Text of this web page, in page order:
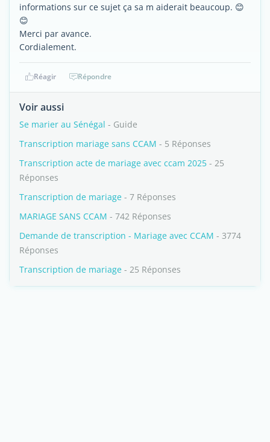
informations sur ce sujet ça sa m aiderait beaucoup. 😊
😊
Merci par avance.
Cordialement.
Réagir Répondre
Voir aussi
Se marier au Sénégal - Guide
Transcription mariage sans CCAM - 5 Réponses
Transcription acte de mariage avec ccam 2025 - 25
Réponses
Transcription de mariage - 7 Réponses
MARIAGE SANS CCAM - 742 Réponses
Demande de transcription - Mariage avec CCAM - 3774
Réponses
Transcription de mariage - 25 Réponses